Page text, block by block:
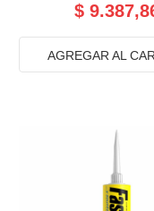
$
AGREGAR AL